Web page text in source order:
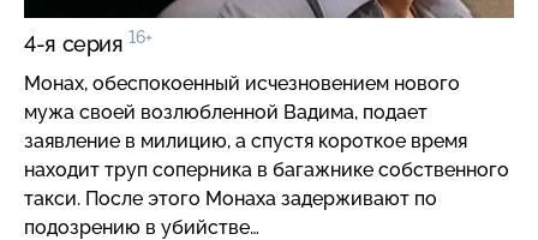
4-я серия 16+
Монах, обеспокоенный исчезновением нового
мужа своей возлюбленной Вадима, подает
заявление в милицию, а спустя короткое время
находит труп соперника в багажнике собственного
такси. После этого Монаха задерживают по
подозрению в убийстве…